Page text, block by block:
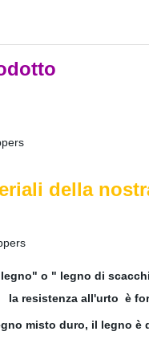
della
o " legno di
la resistenza all'urto è
misto duro, il legno è